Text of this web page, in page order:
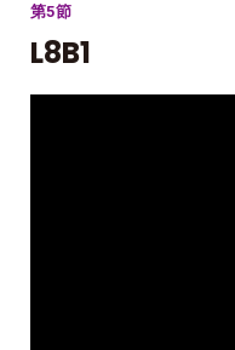
第5節
L8B1